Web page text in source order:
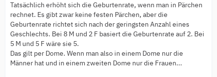
Tatsächlich erhöht sich die Geburtenrate, wenn man in Pärchen
rechnet. Es gibt zwar keine festen Pärchen, aber die
Geburtenrate richtet sich nach der geringsten Anzahl eines
Geschlechts. Bei 8 M und 2 F basiert die Geburtenrate auf 2. Bei
5 M und 5 F wäre sie 5.
Das gilt per Dome. Wenn man also in einem Dome nur die
Männer hat und in einem zweiten Dome nur die Frauen...